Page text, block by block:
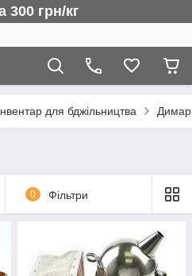
300 грн/кг
для бджільництва
0 Фільтри